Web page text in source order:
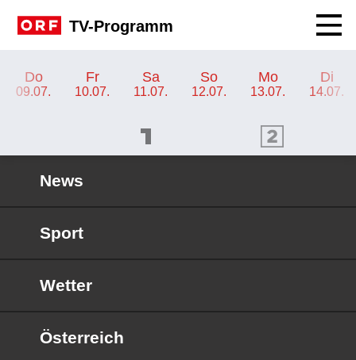
TV-Programm
Do
09.07.
Fr
10.07.
Sa
11.07.
So
12.07.
Mo
13.07.
Di
14.07.
ORF 2 Programm
News
Sport
Wetter
Österreich